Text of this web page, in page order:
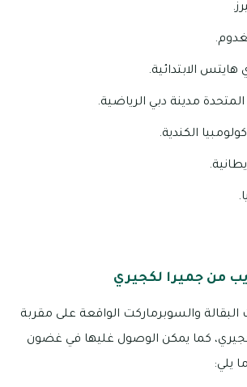
الابتدائية.
مدينة دبي الرياضية.
الكندية.
من جميرا لكجيري
البقالة والسوبرماركت الواقعة على مقربة
كما يمكن الوصول غليها في غضون
يلي: